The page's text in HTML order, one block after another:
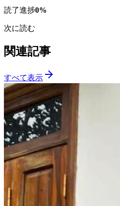
読了進捗0%
次に読む
関連記事
すべて表示